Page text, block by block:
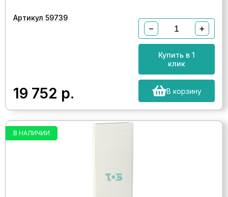
Артикул 59739
19 752 р.
− +
Купить в 1
клик
В корзину
В НАЛИЧИИ